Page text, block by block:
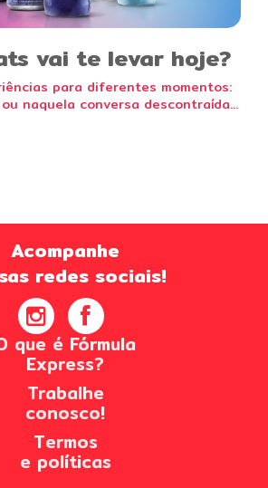
vai te levar hoje?
para diferentes momentos:
naquela conversa descontraída...
Acompanhe
redes sociais!
que é Fórmula
Express?
Trabalhe
conosco!
Termos
e políticas